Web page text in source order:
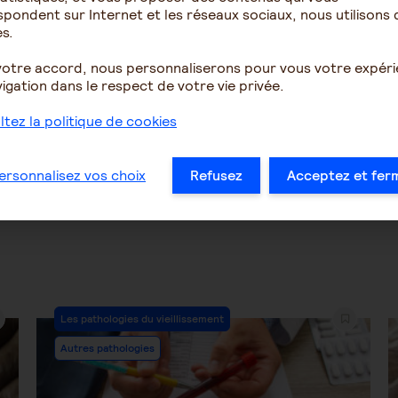
se comporter face
d'humeurs
Parent atteint de
Post
Category:
Les pathologies du vieillissement
Autres pathologies
sur Internet et les réseaux sociaux, nous utilisons
accord, nous personnaliserons pour vous votre
dans le respect de votre vie privée.
la politique de cookies
vos choix Refusez Acceptez et